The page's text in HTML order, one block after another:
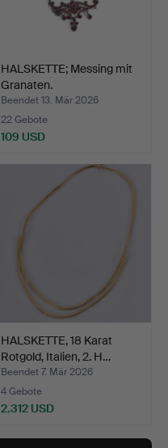
HALSKETTE; Messing mit
Granaten.
Beendet 13. Mär 2026
22 Gebote
109 USD
HALSKETTE, 18 Karat
Rotgold, Italien, 2. H…
Beendet 7. Mär 2026
4 Gebote
2.312 USD